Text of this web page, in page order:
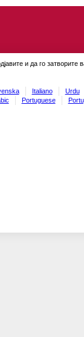
и да го
Italiano Urdu
Portuguese